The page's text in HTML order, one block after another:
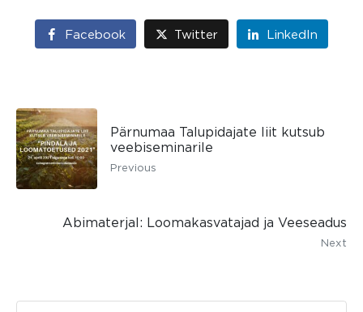
Facebook Twitter LinkedIn
Pärnumaa Talupidajate liit kutsub
veebiseminarile
Previous
Abimaterjal: Loomakasvatajad ja Veeseadus
Next